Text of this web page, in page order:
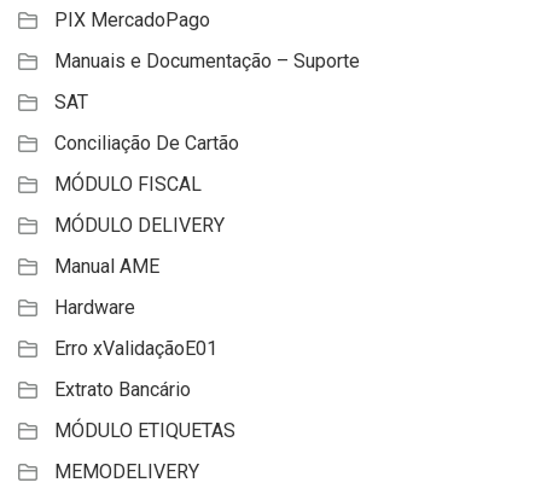
PIX MercadoPago
Manuais e Documentação – Suporte
SAT
Conciliação De Cartão
MÓDULO FISCAL
MÓDULO DELIVERY
Manual AME
Hardware
Erro xValidaçãoE01
Extrato Bancário
MÓDULO ETIQUETAS
MEMODELIVERY